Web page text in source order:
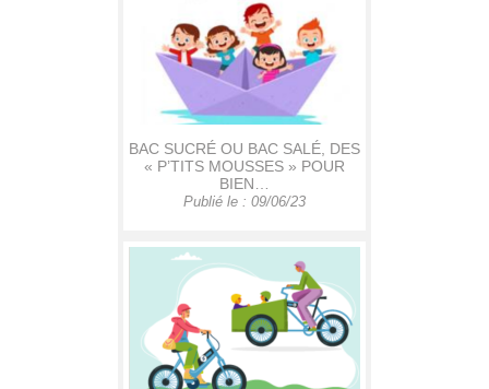
BAC SUCRÉ OU BAC SALÉ, DES
« P’TITS MOUSSES » POUR
BIEN…
Publié le : 09/06/23